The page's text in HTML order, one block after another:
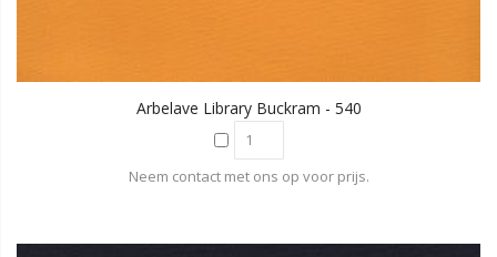
Arbelave Library Buckram - 540
Neem contact met ons op voor prijs.